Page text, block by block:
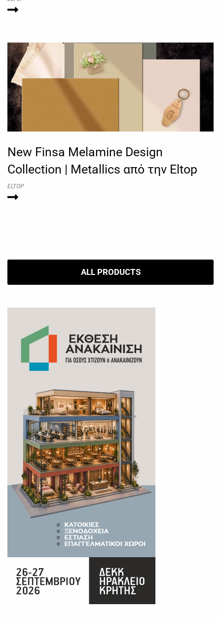
New Finsa Melamine Design
Collection | Metallics από την Eltop
ELTOP
ALL PRODUCTS